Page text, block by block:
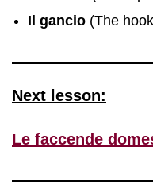
Il gancio (The
Next lesson:
Le faccende